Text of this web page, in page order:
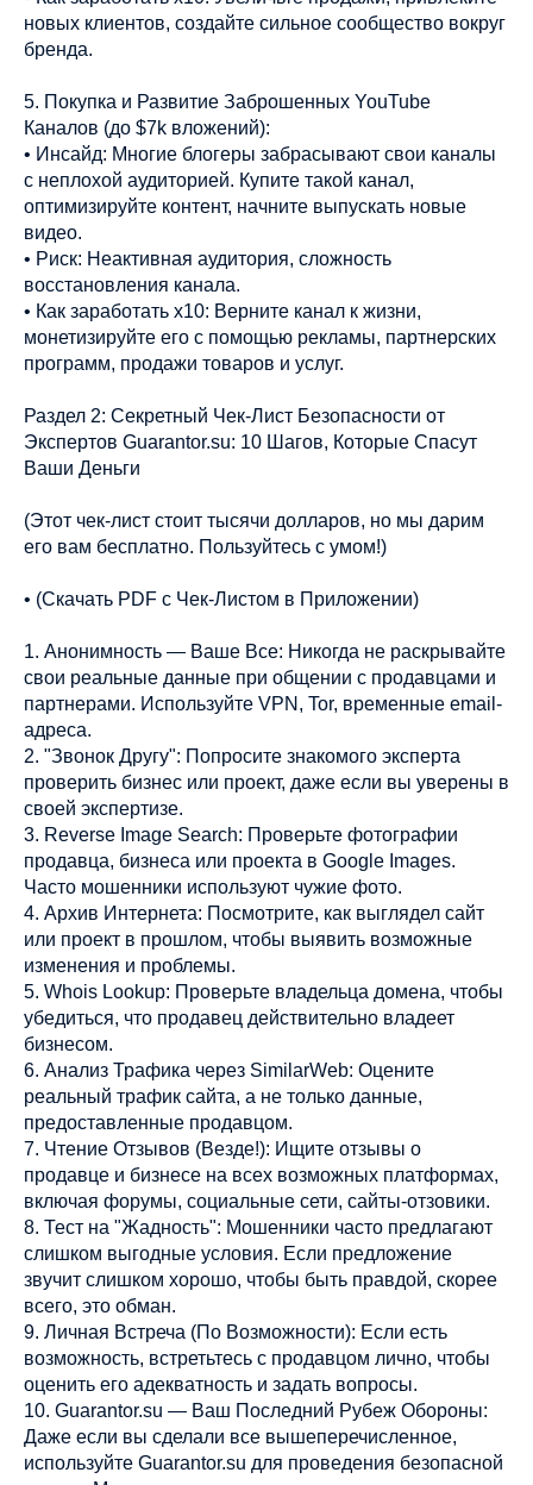
новых клиентов, создайте сильное сообщество вокруг
бренда.
5. Покупка и Развитие Заброшенных YouTube
Каналов (до $7k вложений):
• Инсайд: Многие блогеры забрасывают свои каналы
с неплохой аудиторией. Купите такой канал,
оптимизируйте контент, начните выпускать новые
видео.
• Риск: Неактивная аудитория, сложность
восстановления канала.
• Как заработать х10: Верните канал к жизни,
монетизируйте его с помощью рекламы, партнерских
программ, продажи товаров и услуг.
Раздел 2: Секретный Чек-Лист Безопасности от
Экспертов Guarantor.su: 10 Шагов, Которые Спасут
Ваши Деньги
(Этот чек-лист стоит тысячи долларов, но мы дарим
его вам бесплатно. Пользуйтесь с умом!)
• (Скачать PDF с Чек-Листом в Приложении)
1. Анонимность — Ваше Все: Никогда не раскрывайте
свои реальные данные при общении с продавцами и
партнерами. Используйте VPN, Tor, временные email-
адреса.
2. "Звонок Другу": Попросите знакомого эксперта
проверить бизнес или проект, даже если вы уверены в
своей экспертизе.
3. Reverse Image Search: Проверьте фотографии
продавца, бизнеса или проекта в Google Images.
Часто мошенники используют чужие фото.
4. Архив Интернета: Посмотрите, как выглядел сайт
или проект в прошлом, чтобы выявить возможные
изменения и проблемы.
5. Whois Lookup: Проверьте владельца домена, чтобы
убедиться, что продавец действительно владеет
бизнесом.
6. Анализ Трафика через SimilarWeb: Оцените
реальный трафик сайта, а не только данные,
предоставленные продавцом.
7. Чтение Отзывов (Везде!): Ищите отзывы о
продавце и бизнесе на всех возможных платформах,
включая форумы, социальные сети, сайты-отзовики.
8. Тест на "Жадность": Мошенники часто предлагают
слишком выгодные условия. Если предложение
звучит слишком хорошо, чтобы быть правдой, скорее
всего, это обман.
9. Личная Встреча (По Возможности): Если есть
возможность, встретьтесь с продавцом лично, чтобы
оценить его адекватность и задать вопросы.
10. Guarantor.su — Ваш Последний Рубеж Обороны:
Даже если вы сделали все вышеперечисленное,
используйте Guarantor.su для проведения безопасной